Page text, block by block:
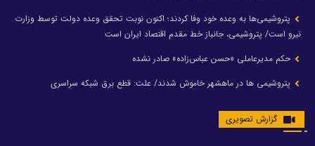
پتروشیمی‌ها به وعده خود وفا کردند؛ اکنون نوبت تحقق وعده دولت توسط وزارت
نیرو است/ پتروشیمی، جانباز خط مقدم اقتصاد ایران است
حکم مدیرعاملی «حسن عباس‌زاده» صادر نشده
پتروشیمی ها در ماهشهر خاموش شدند/ علت: قطع برق شبکه سراسری
گزارش تصویری